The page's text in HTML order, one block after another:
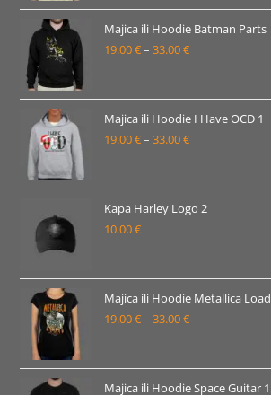
19.00 €
do
Majica ili Hoodie Batman Parts
19.00€– 33.00€Raspon
19.00 €
do
Majica ili Hoodie I Have OCD 1
19.00€– 33.00€Raspon
19.00 €
Kapa Harley Logo 2
10.00€
Majica ili Hoodie Metallica Load
19.00€– 33.00€Raspon
19.00 €
Majica ili Hoodie Space Guitar 1